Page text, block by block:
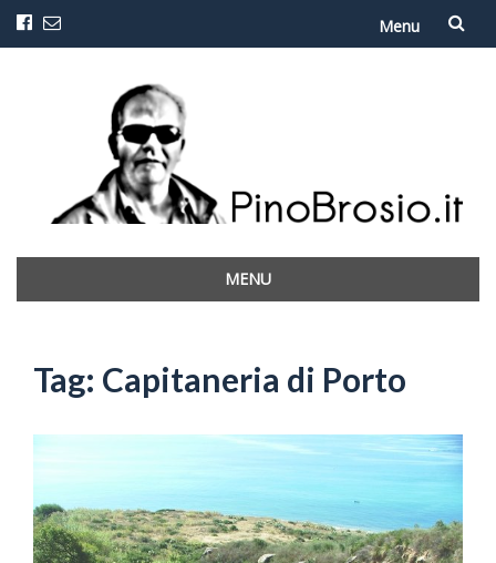
Menu
contenuto
MENU
Tag: Capitaneria di Porto